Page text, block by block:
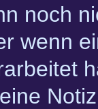
noch
wenn